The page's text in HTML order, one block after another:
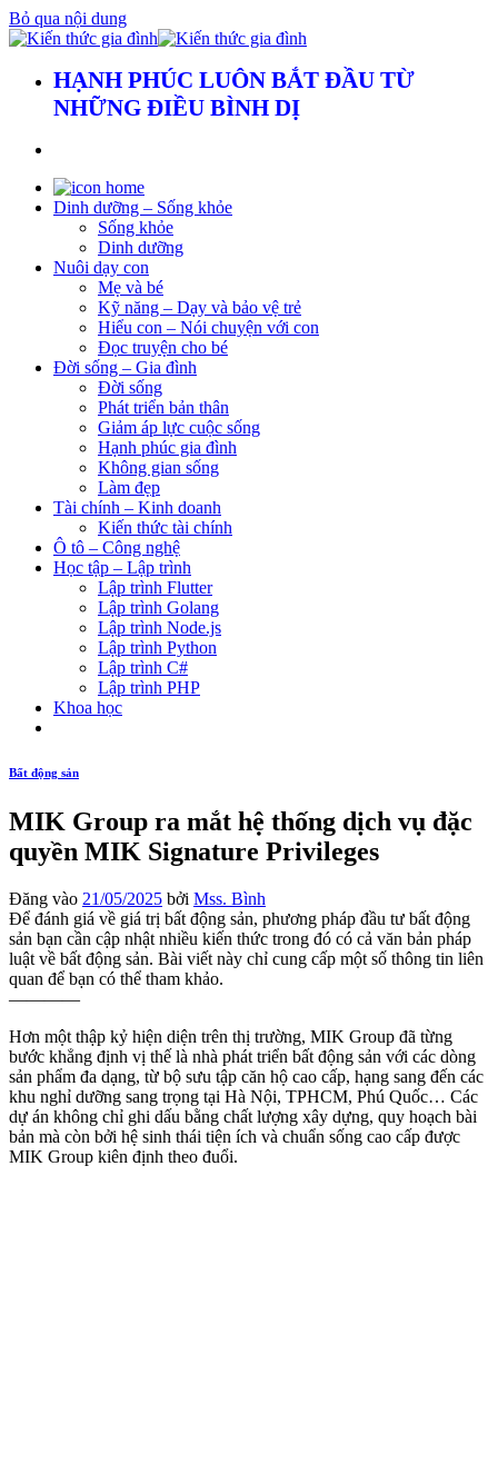
Bỏ qua nội dung
HẠNH PHÚC LUÔN BẮT ĐẦU TỪ
NHỮNG ĐIỀU BÌNH DỊ
Dinh dưỡng – Sống khỏe
Sống khỏe
Dinh dưỡng
Nuôi dạy con
Mẹ và bé
Kỹ năng – Dạy và bảo vệ trẻ
Hiểu con – Nói chuyện với con
Đọc truyện cho bé
Đời sống – Gia đình
Đời sống
Phát triển bản thân
Giảm áp lực cuộc sống
Hạnh phúc gia đình
Không gian sống
Làm đẹp
Tài chính – Kinh doanh
Kiến thức tài chính
Ô tô – Công nghệ
Học tập – Lập trình
Lập trình Flutter
Lập trình Golang
Lập trình Node.js
Lập trình Python
Lập trình C#
Lập trình PHP
Khoa học
Bất động sản
MIK Group ra mắt hệ thống dịch vụ đặc
quyền MIK Signature Privileges
Đăng vào 21/05/2025 bởi Mss. Bình
Để đánh giá về giá trị bất động sản, phương pháp đầu tư bất động
sản bạn cần cập nhật nhiều kiến thức trong đó có cả văn bản pháp
luật về bất động sản. Bài viết này chỉ cung cấp một số thông tin liên
quan để bạn có thể tham khảo.
————
Hơn một thập kỷ hiện diện trên thị trường, MIK Group đã từng
bước khẳng định vị thế là nhà phát triển bất động sản với các dòng
sản phẩm đa dạng, từ bộ sưu tập căn hộ cao cấp, hạng sang đến các
khu nghỉ dưỡng sang trọng tại Hà Nội, TPHCM, Phú Quốc… Các
dự án không chỉ ghi dấu bằng chất lượng xây dựng, quy hoạch bài
bản mà còn bởi hệ sinh thái tiện ích và chuẩn sống cao cấp được
MIK Group kiên định theo đuổi.